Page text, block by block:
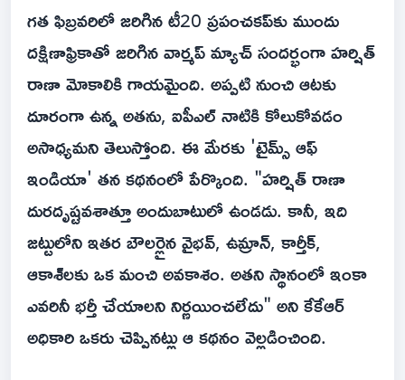
గత ఫిబ్రవరిలో జరిగిన టీ20 ప్రపంచకప్‌కు ముందు
దక్షిణాఫ్రికాతో జరిగిన వార్మప్ మ్యాచ్ సందర్భంగా హర్షిత్
రాణా మోకాలికి గాయమైంది. అప్పటి నుంచి ఆటకు
దూరంగా ఉన్న అతను, ఐపీఎల్ నాటికి కోలుకోవడం
అసాధ్యమని తెలుస్తోంది. ఈ మేరకు 'టైమ్స్ ఆఫ్
ఇండియా' తన కథనంలో పేర్కొంది. "హర్షిత్ రాణా
దురదృష్టవశాత్తూ అందుబాటులో ఉండడు. కానీ, ఇది
జట్టులోని ఇతర బౌలర్లైన వైభవ్, ఉమ్రాన్, కార్తీక్,
ఆకాశ్‌లకు ఒక మంచి అవకాశం. అతని స్థానంలో ఇంకా
ఎవరినీ భర్తీ చేయాలని నిర్ణయించలేదు" అని కేకేఆర్
అధికారి ఒకరు చెప్పినట్లు ఆ కథనం వెల్లడించింది.